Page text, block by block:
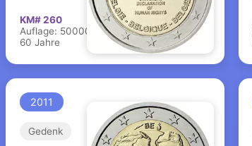
KM# 260
Auflage: 5000000
60 Jahre
2011
Gedenk